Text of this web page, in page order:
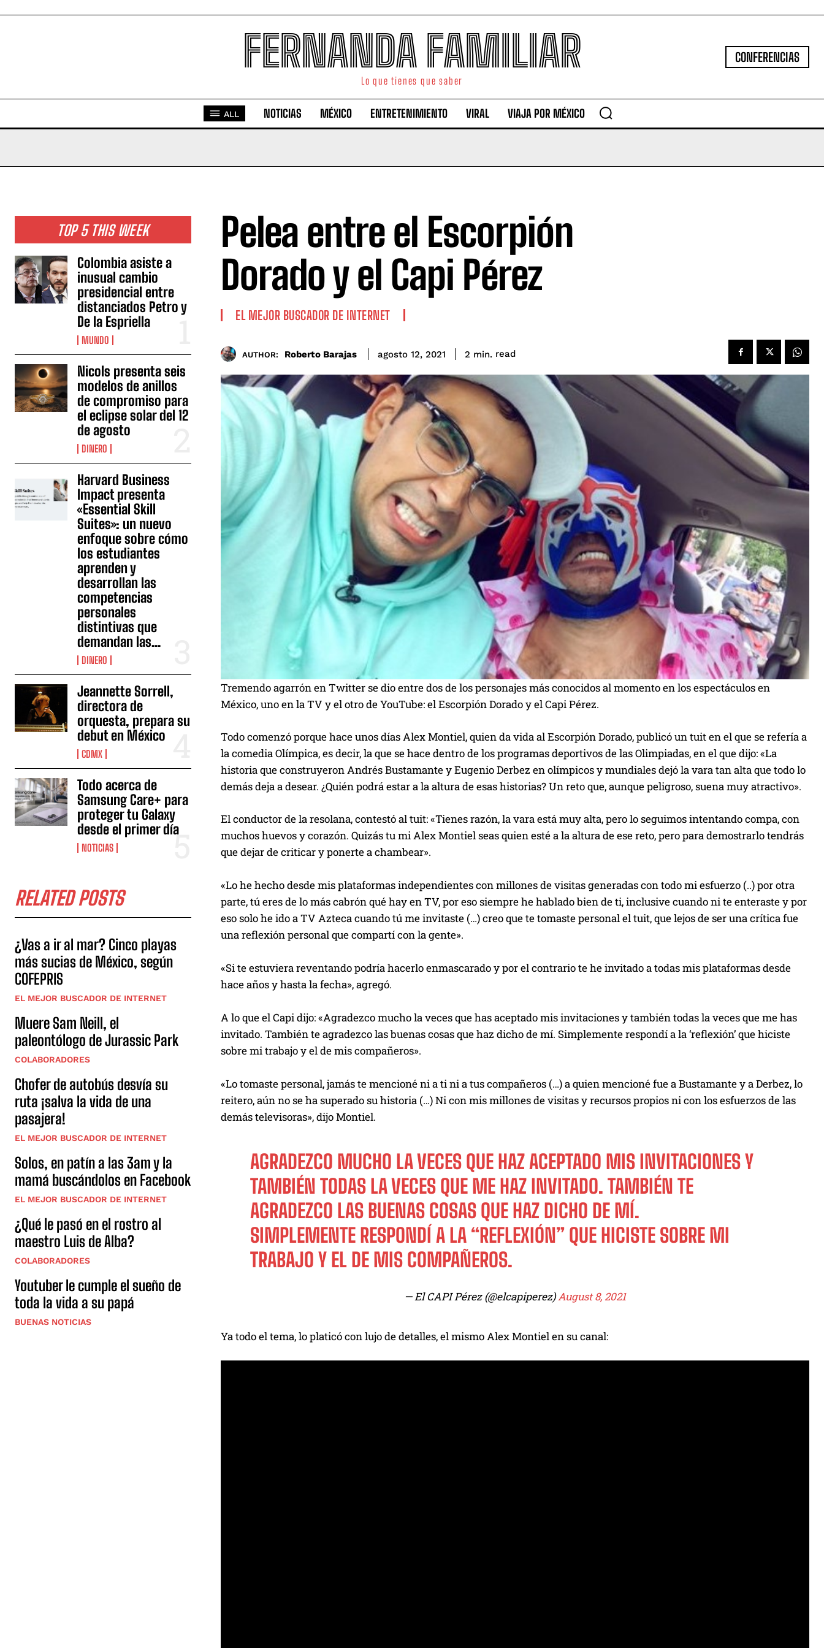
FERNANDA FAMILIAR
Lo que tienes que saber
CONFERENCIAS
ALL NOTICIAS MÉXICO ENTRETENIMIENTO VIRAL VIAJA POR MÉXICO
TOP 5 THIS WEEK
Colombia asiste a
inusual cambio
presidencial entre
distanciados Petro y
De la Espriella
MUNDO
Nicols presenta seis
modelos de anillos
de compromiso para
el eclipse solar del 12
de agosto
DINERO
Harvard Business
Impact presenta
«Essential Skill
Suites»: un nuevo
enfoque sobre cómo
los estudiantes
aprenden y
desarrollan las
competencias
personales
distintivas que
demandan las...
DINERO
Jeannette Sorrell,
directora de
orquesta, prepara su
debut en México
CDMX
Todo acerca de
Samsung Care+ para
proteger tu Galaxy
desde el primer día
NOTICIAS
RELATED POSTS
¿Vas a ir al mar? Cinco playas
más sucias de México, según
COFEPRIS
EL MEJOR BUSCADOR DE INTERNET
Muere Sam Neill, el
paleontólogo de Jurassic Park
COLABORADORES
Chofer de autobús desvía su
ruta ¡salva la vida de una
pasajera!
EL MEJOR BUSCADOR DE INTERNET
Solos, en patín a las 3am y la
mamá buscándolos en Facebook
EL MEJOR BUSCADOR DE INTERNET
¿Qué le pasó en el rostro al
maestro Luis de Alba?
COLABORADORES
Youtuber le cumple el sueño de
toda la vida a su papá
BUENAS NOTICIAS
Pelea entre el Escorpión
Dorado y el Capi Pérez
EL MEJOR BUSCADOR DE INTERNET
AUTHOR: Roberto Barajas agosto 12, 2021 2 min. read
Tremendo agarrón en Twitter se dio entre dos de los personajes más conocidos al momento en los espectáculos en
México, uno en la TV y el otro de YouTube: el Escorpión Dorado y el Capi Pérez.
Todo comenzó porque hace unos días Alex Montiel, quien da vida al Escorpión Dorado, publicó un tuit en el que se refería a
la comedia Olímpica, es decir, la que se hace dentro de los programas deportivos de las Olimpiadas, en el que dijo: «La
historia que construyeron Andrés Bustamante y Eugenio Derbez en olímpicos y mundiales dejó la vara tan alta que todo lo
demás deja a desear. ¿Quién podrá estar a la altura de esas historias? Un reto que, aunque peligroso, suena muy atractivo».
El conductor de la resolana, contestó al tuit: «Tienes razón, la vara está muy alta, pero lo seguimos intentando compa, con
muchos huevos y corazón. Quizás tu mi Alex Montiel seas quien esté a la altura de ese reto, pero para demostrarlo tendrás
que dejar de criticar y ponerte a chambear».
«Lo he hecho desde mis plataformas independientes con millones de visitas generadas con todo mi esfuerzo (..) por otra
parte, tú eres de lo más cabrón qué hay en TV, por eso siempre he hablado bien de ti, inclusive cuando ni te enteraste y por
eso solo he ido a TV Azteca cuando tú me invitaste (…) creo que te tomaste personal el tuit, que lejos de ser una crítica fue
una reflexión personal que compartí con la gente».
«Si te estuviera reventando podría hacerlo enmascarado y por el contrario te he invitado a todas mis plataformas desde
hace años y hasta la fecha», agregó.
A lo que el Capi dijo: «Agradezco mucho la veces que has aceptado mis invitaciones y también todas la veces que me has
invitado. También te agradezco las buenas cosas que haz dicho de mí. Simplemente respondí a la ‘reflexión’ que hiciste
sobre mi trabajo y el de mis compañeros».
«Lo tomaste personal, jamás te mencioné ni a ti ni a tus compañeros (…) a quien mencioné fue a Bustamante y a Derbez, lo
reitero, aún no se ha superado su historia (…) Ni con mis millones de visitas y recursos propios ni con los esfuerzos de las
demás televisoras», dijo Montiel.
AGRADEZCO MUCHO LA VECES QUE HAZ ACEPTADO MIS INVITACIONES Y
TAMBIÉN TODAS LA VECES QUE ME HAZ INVITADO. TAMBIÉN TE
AGRADEZCO LAS BUENAS COSAS QUE HAZ DICHO DE MÍ.
SIMPLEMENTE RESPONDÍ A LA “REFLEXIÓN” QUE HICISTE SOBRE MI
TRABAJO Y EL DE MIS COMPAÑEROS.
— El CAPI Pérez (@elcapiperez)August 8, 2021
Ya todo el tema, lo platicó con lujo de detalles, el mismo Alex Montiel en su canal: